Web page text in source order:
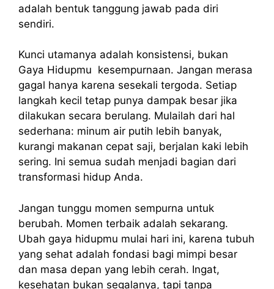
adalah bentuk tanggung jawab pada diri
sendiri.
Kunci utamanya adalah konsistensi, bukan
Gaya Hidupmu kesempurnaan. Jangan merasa
gagal hanya karena sesekali tergoda. Setiap
langkah kecil tetap punya dampak besar jika
dilakukan secara berulang. Mulailah dari hal
sederhana: minum air putih lebih banyak,
kurangi makanan cepat saji, berjalan kaki lebih
sering. Ini semua sudah menjadi bagian dari
transformasi hidup Anda.
Jangan tunggu momen sempurna untuk
berubah. Momen terbaik adalah sekarang.
Ubah gaya hidupmu mulai hari ini, karena tubuh
yang sehat adalah fondasi bagi mimpi besar
dan masa depan yang lebih cerah. Ingat,
kesehatan bukan segalanya, tapi tanpa